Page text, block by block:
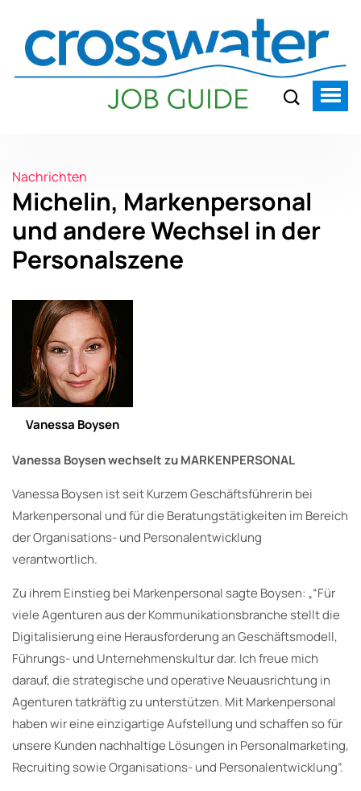
Nachrichten
Michelin, Markenpersonal
und andere Wechsel in der
Personalszene
Vanessa Boysen
Vanessa Boysen wechselt zu MARKENPERSONAL
Vanessa Boysen ist seit Kurzem Geschäftsführerin bei
Markenpersonal und für die Beratungstätigkeiten im Bereich
der Organisations- und Personalentwicklung
verantwortlich.
Zu ihrem Einstieg bei Markenpersonal sagte Boysen: „“Für
viele Agenturen aus der Kommunikationsbranche stellt die
Digitalisierung eine Herausforderung an Geschäftsmodell,
Führungs- und Unternehmenskultur dar. Ich freue mich
darauf, die strategische und operative Neuausrichtung in
Agenturen tatkräftig zu unterstützen. Mit Markenpersonal
haben wir eine einzigartige Aufstellung und schaffen so für
unsere Kunden nachhaltige Lösungen in Personalmarketing,
Recruiting sowie Organisations- und Personalentwicklung”.